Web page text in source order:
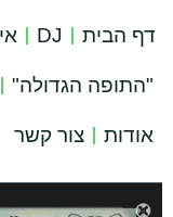
דף הבית DJ
"התופה הגדולה"
אודות צור קשר